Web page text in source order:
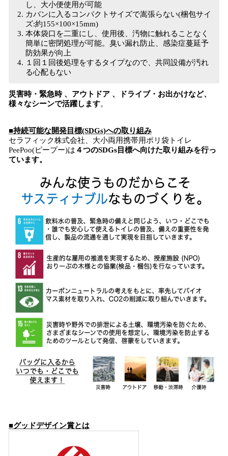
し、大小便使用が可能
カバンに入るコンパクトサイズで嵩張らない(梱包サイ
ズ:約155×100×15mm)
本体袋口を二重にし、使用後、汚物に触れることなく
簡単に密閉処理が可能。臭い漏れ防止、感染症蔓延予
防効果が向上
１回１回後処理をするタイプなので、共同設備が汚れ
る心配もない
災害時・緊急時 、アウトドア 、ドライブ・お出かけなど、
様々なシーンで活躍します。
■持続可能な開発目標(SDGs)への取り組み
セラフィック株式会社、大小両用携帯用ポリ袋トイレ
PeePoo(ピープー)は ４つのSDGs目標へ向けた取り組みを行っ
ています。
■グッドデザイン賞とは